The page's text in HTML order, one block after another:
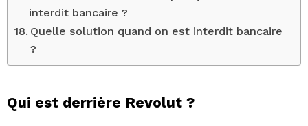
interdit bancaire ?
Quelle solution quand on est interdit bancaire
?
Qui est derrière Revolut ?